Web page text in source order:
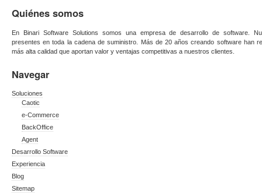
Quiénes somos
En Binari Software Solutions somos una empresa de desarrollo de software.
presentes en toda la cadena de suministro. Más de 20 años creando software han
más alta calidad que aportan valor y ventajas competitivas a nuestros clientes.
Navegar
Soluciones
Caotic
e-Commerce
BackOffice
Agent
Desarrollo Software
Experiencia
Blog
Sitemap